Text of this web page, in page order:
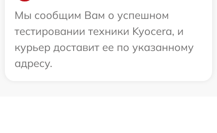
Мы сообщим Вам о успешном
тестировании техники Kyocera, и
курьер доставит ее по указанному
адресу.